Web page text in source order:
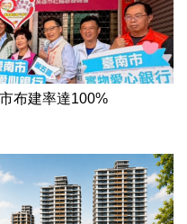
布建率達100%